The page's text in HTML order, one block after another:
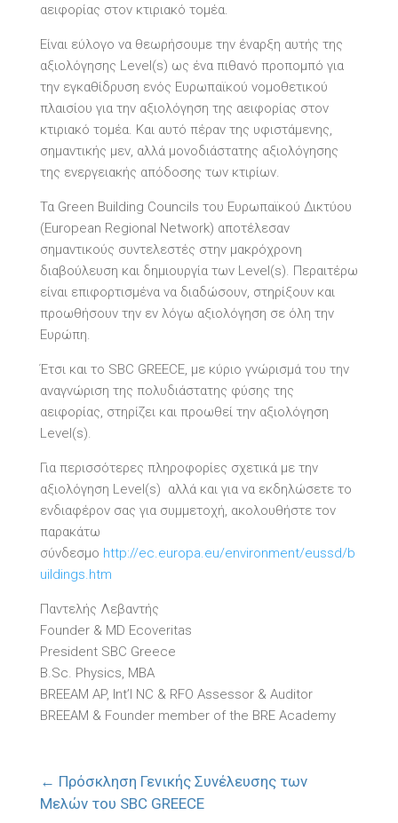
αειφορίας στον κτιριακό τομέα.
Είναι εύλογο να θεωρήσουμε την έναρξη αυτής της
αξιολόγησης Level(s) ως ένα πιθανό προπομπό για
την εγκαθίδρυση ενός Ευρωπαϊκού νομοθετικού
πλαισίου για την αξιολόγηση της αειφορίας στον
κτιριακό τομέα. Και αυτό πέραν της υφιστάμενης,
σημαντικής μεν, αλλά μονοδιάστατης αξιολόγησης
της ενεργειακής απόδοσης των κτιρίων.
Τα Green Building Councils του Ευρωπαϊκού Δικτύου
(European Regional Network) αποτέλεσαν
σημαντικούς συντελεστές στην μακρόχρονη
διαβούλευση και δημιουργία των Level(s). Περαιτέρω
είναι επιφορτισμένα να διαδώσουν, στηρίξουν και
προωθήσουν την εν λόγω αξιολόγηση σε όλη την
Ευρώπη.
Έτσι και το SBC GREECE, με κύριο γνώρισμά του την
αναγνώριση της πολυδιάστατης φύσης της
αειφορίας, στηρίζει και προωθεί την αξιολόγηση
Level(s).
Για περισσότερες πληροφορίες σχετικά με την
αξιολόγηση Level(s) αλλά και για να εκδηλώσετε το
ενδιαφέρον σας για συμμετοχή, ακολουθήστε τον
παρακάτω
σύνδεσμο http://ec.europa.eu/environment/eussd/b
uildings.htm
Παντελής Λεβαντής
Founder & MD Ecoveritas
President SBC Greece
B.Sc. Physics, MBA
BREEAM AP, Int’l NC & RFO Assessor & Auditor
BREEAM & Founder member of the BRE Academy
← Πρόσκληση Γενικής Συνέλευσης των
Μελών του SBC GREECE